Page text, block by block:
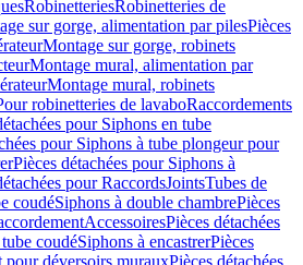
RobinetteriesRobinetteries de
sur gorge, alimentation par pilesPièces
Montage sur gorge, robinets
Montage mural, alimentation par
Montage mural, robinets
robinetteries de lavaboRaccordements
pour Siphons en tube
pour Siphons à tube plongeur pour
Pièces détachées pour Siphons à
pour RaccordsJointsTubes de
coudéSiphons à double chambrePièces
AccessoiresPièces détachées
coudéSiphons à encastrerPièces
pour déversoirs murauxPièces détachées